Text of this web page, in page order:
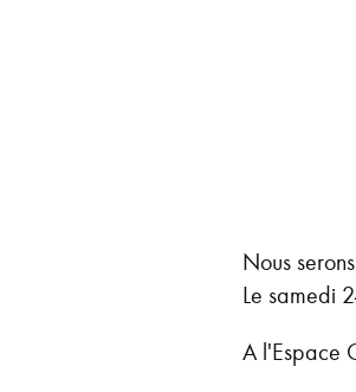
Nous
Le samedi
A l'Espace